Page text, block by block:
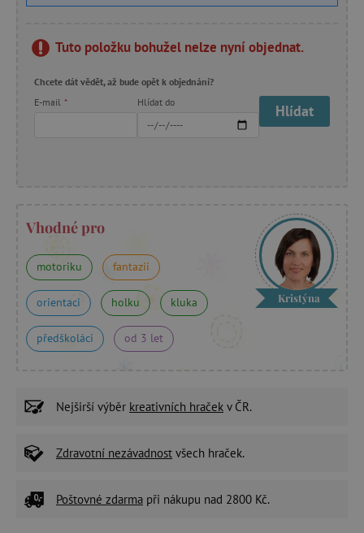
Tuto položku bohužel nelze nyní objednat.
Chcete dát vědět, až bude opět k objednání?
E-mail * Hlídat do Hlídat
Vhodné pro
motoriku fantazii
orientaci holku kluka
předškoláci od 3 let
Kristýna
Nejširší výběr kreativních hraček v ČR.
Zdravotní nezávadnost všech hraček.
Poštovné zdarma při nákupu nad 2800 Kč.